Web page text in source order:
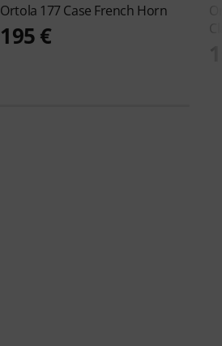
Ortola 177 Case French Horn
195 €